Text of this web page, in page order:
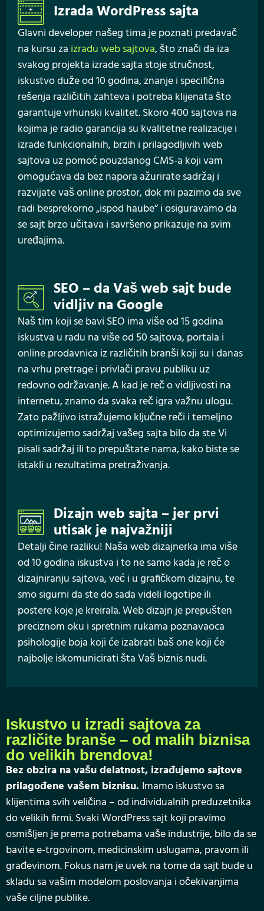
Izrada WordPress sajta
Glavni developer našeg tima je poznati predavač
na kursu za izradu web sajtova, što znači da iza
svakog projekta izrade sajta stoje stručnost,
iskustvo duže od 10 godina, znanje i specifična
rešenja različitih zahteva i potreba klijenata što
garantuje vrhunski kvalitet. Skoro 400 sajtova na
kojima je radio garancija su kvalitetne realizacije i
izrade funkcionalnih, brzih i prilagodljivih web
sajtova uz pomoć pouzdanog CMS-a koji vam
omogućava da bez napora ažurirate sadržaj i
razvijate vaš online prostor, dok mi pazimo da sve
radi besprekorno „ispod haube“ i osiguravamo da
se sajt brzo učitava i savršeno prikazuje na svim
uređajima.
SEO – da Vaš web sajt bude
vidljiv na Google
Naš tim koji se bavi SEO ima više od 15 godina
iskustva u radu na više od 50 sajtova, portala i
online prodavnica iz različitih branši koji su i danas
na vrhu pretrage i privlači pravu publiku uz
redovno održavanje. A kad je reč o vidljivosti na
internetu, znamo da svaka reč igra važnu ulogu.
Zato pažljivo istražujemo ključne reči i temeljno
optimizujemo sadržaj vašeg sajta bilo da ste Vi
pisali sadržaj ili to prepuštate nama, kako biste se
istakli u rezultatima pretraživanja.
Dizajn web sajta – jer prvi
utisak je najvažniji
Detalji čine razliku! Naša web dizajnerka ima više
od 10 godina iskustva i to ne samo kada je reč o
dizajniranju sajtova, već i u grafičkom dizajnu, te
smo sigurni da ste do sada videli logotipe ili
postere koje je kreirala. Web dizajn je prepušten
preciznom oku i spretnim rukama poznavaoca
psihologije boja koji će izabrati baš one koji će
najbolje iskomunicirati šta Vaš biznis nudi.
Iskustvo u izradi sajtova za
različite branše – od malih biznisa
do velikih brendova!
Bez obzira na vašu delatnost, izrađujemo sajtove
prilagođene vašem biznisu. Imamo iskustvo sa
klijentima svih veličina – od individualnih preduzetnika
do velikih firmi. Svaki WordPress sajt koji pravimo
osmišljen je prema potrebama vaše industrije, bilo da se
bavite e-trgovinom, medicinskim uslugama, pravom ili
građevinom. Fokus nam je uvek na tome da sajt bude u
skladu sa vašim modelom poslovanja i očekivanjima
vaše ciljne publike.